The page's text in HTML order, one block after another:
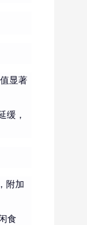
显著
缓，
附加
食